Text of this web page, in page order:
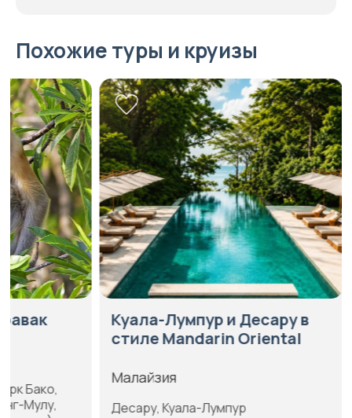
Похожие туры и круизы
Куала-Лумпур и Десару в
стиле Mandarin Oriental
Десару, Куала-Лумпур
От Бали
через